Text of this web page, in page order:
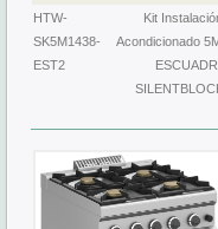
HTW-
SK5M1438-
EST2
Kit
Acondicionado